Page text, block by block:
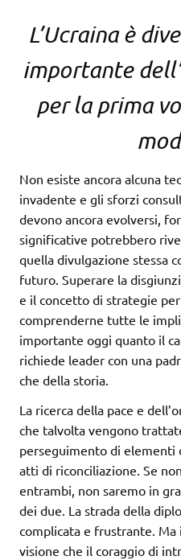
L’Ucraina è
importante
per la prima
Non esiste ancora alcuna
invadente e gli sforzi
devono ancora evolversi,
significative potrebbero
quella divulgazione stessa
futuro. Superare la
e il concetto di strategie
comprenderne tutte le
importante oggi quanto il
richiede leader con una
che della storia.
La ricerca della pace e
che talvolta vengono
perseguimento di elementi
atti di riconciliazione. Se
entrambi, non saremo in
dei due. La strada della
complicata e frustrante. Ma
visione che il coraggio di